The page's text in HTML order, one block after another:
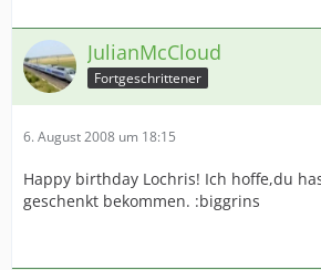
JulianMcCloud
Fortgeschrittener
6. August 2008 um 18:15
Happy birthday Lochris! Ich hoffe,du
geschenkt bekommen. :biggrins